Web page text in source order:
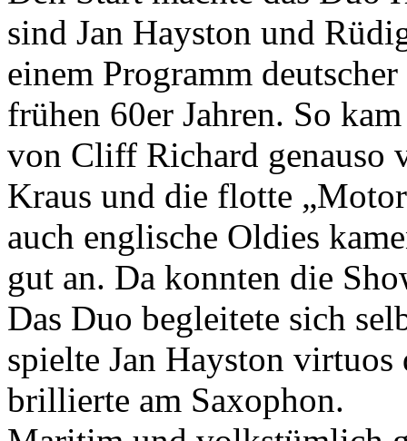
sind Jan Hayston und
einem Programm
frühen 60er Jahren. So
von Cliff Richard genauso
Kraus und die flotte
auch englische Oldies
gut an. Da konnten die
Das Duo begleitete sich
spielte Jan Hayston
brillierte am Saxophon.